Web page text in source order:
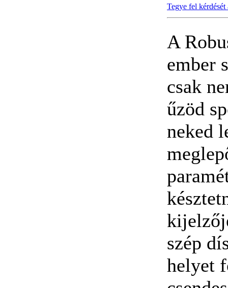
Tegye fel kérdését
A
ember
csak
űzöd
neked
szép
helyet